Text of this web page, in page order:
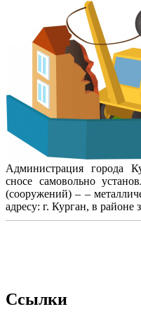
Администрация города
сносе самовольно
(сооружений) – –
адресу: г. Курган, в
Ссылки